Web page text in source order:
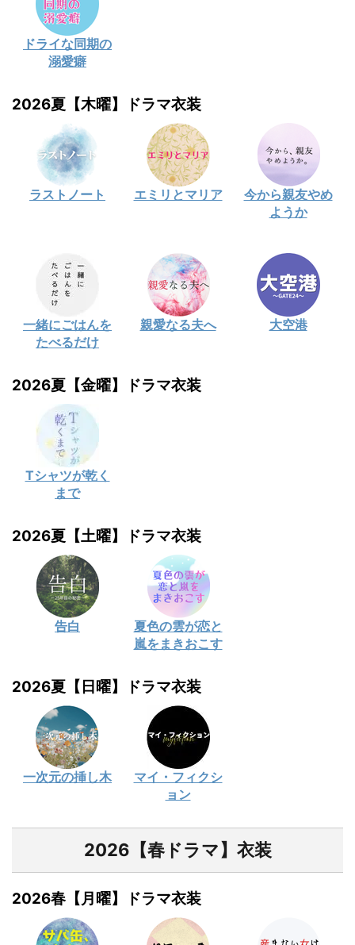
ドライな同期の
溺愛癖
2026夏【木曜】ドラマ衣装
ラストノート エミリとマリア
今から親友やめ
ようか
一緒にごはんを
たべるだけ
親愛なる夫へ 大空港
2026夏【金曜】ドラマ衣装
Tシャツが乾く
まで
2026夏【土曜】ドラマ衣装
告白
夏色の雲が恋と
嵐をまきおこす
2026夏【日曜】ドラマ衣装
一次元の挿し木
マイ・フィクシ
ョン
2026【春ドラマ】衣装
2026春【月曜】ドラマ衣装